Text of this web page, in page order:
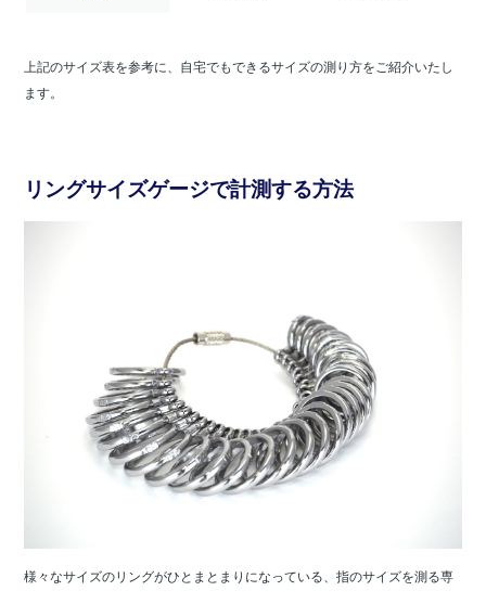
上記のサイズ表を参考に、自宅でもできるサイズの測り方をご紹介いたし
ます。
リングサイズゲージで計測する方法
様々なサイズのリングがひとまとまりになっている、指のサイズを測る専